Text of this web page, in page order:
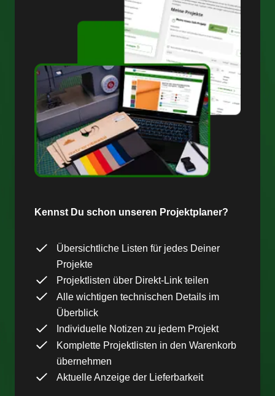
Kennst Du schon unseren Projektplaner?
Übersichtliche Listen für jedes Deiner
Projekte
Projektlisten über Direkt-Link teilen
Alle wichtigen technischen Details im
Überblick
Individuelle Notizen zu jedem Projekt
Komplette Projektlisten in den Warenkorb
übernehmen
Aktuelle Anzeige der Lieferbarkeit